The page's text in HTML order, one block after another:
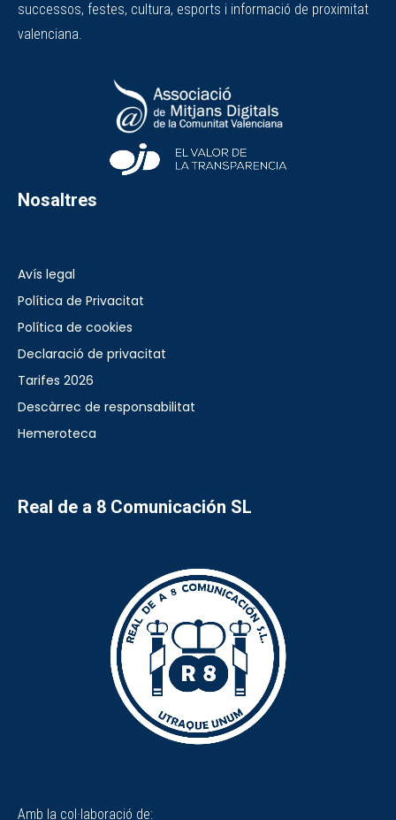
successos, festes, cultura, esports i informació de proximitat
valenciana.
Nosaltres
Avís legal
Política de Privacitat
Política de cookies
Declaració de privacitat
Tarifes 2026
Descàrrec de responsabilitat
Hemeroteca
Real de a 8 Comunicación SL
Amb la col·laboració de: